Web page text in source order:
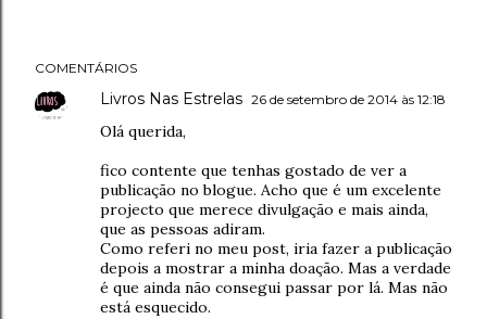
COMENTÁRIOS
Livros Nas Estrelas 26 de setembro de 2014 às 12:18
Olá querida,
fico contente que tenhas gostado de ver a
publicação no blogue. Acho que é um excelente
projecto que merece divulgação e mais ainda,
que as pessoas adiram.
Como referi no meu post, iria fazer a publicação
depois a mostrar a minha doação. Mas a verdade
é que ainda não consegui passar por lá. Mas não
está esquecido.